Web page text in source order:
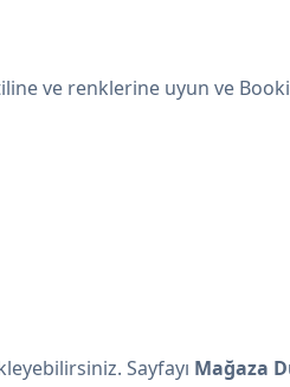
ve renklerine uyun ve
Sayfayı Mağaza